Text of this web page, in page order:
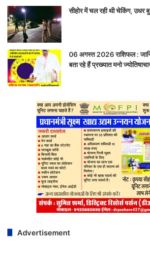
सीहोर में चल रही थी चेकिंग, उधर
06 अगस्त 2026 राशिफल :
बता रहे हैं प्रख्यात मनो
Advertisement